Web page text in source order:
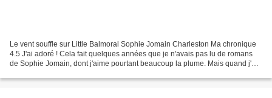
Le vent souffle sur Little Balmoral Sophie Jomain Charleston Ma chronique
4.5 J'ai adoré ! Cela fait quelques années que je n'avais pas lu de romans
de Sophie Jomain, dont j'aime pourtant beaucoup la plume. Mais quand j'ai